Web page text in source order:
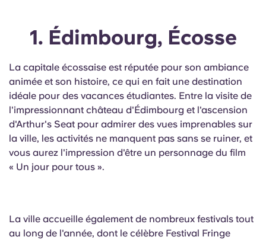
Italian
French
Portuguese
1. Édimbourg, Écosse
La capitale écossaise est réputée pour son ambiance
animée et son histoire, ce qui en fait une destination
idéale pour des vacances étudiantes. Entre la visite de
l'impressionnant château d'Édimbourg et l'ascension
d'Arthur's Seat pour admirer des vues imprenables sur
la ville, les activités ne manquent pas sans se ruiner, et
vous aurez l'impression d'être un personnage du film
« Un jour pour tous ».
La ville accueille également de nombreux festivals tout
au long de l'année, dont le célèbre Festival Fringe